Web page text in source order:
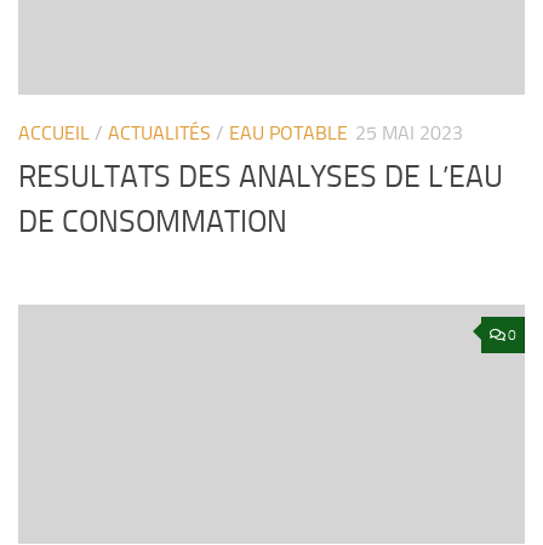
ACCUEIL / ACTUALITÉS / EAU POTABLE 25 MAI 2023
RESULTATS DES ANALYSES DE L’EAU
DE CONSOMMATION
0